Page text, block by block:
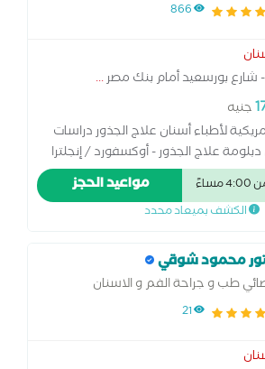
866
شارع بورسعيد أمام بنك مصر...
جنيه
لأطباء أسنان علاج الجذور دراسات
دبلومة علاج الجذور - أوكسفورد / إنجلترا
- جامعة هونج كونج دراسات إدارة
- المعهد القومى للتدريب دراسات
- المعهد القومى للتدريب
مواعيد الحجز
الكشف بميعاد محدد
محمود شوقي
طب و جراحة الفم و الاسنان
21